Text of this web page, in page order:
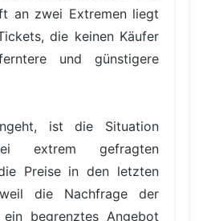
an zwei Extremen liegt
die keinen Käufer
und günstigere
ist die Situation
extrem gefragten
Preise in den letzten
die Nachfrage der
begrenztes Angebot